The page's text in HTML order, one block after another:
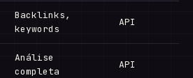
Backlinks,
keywords
API
Análise
completa
API